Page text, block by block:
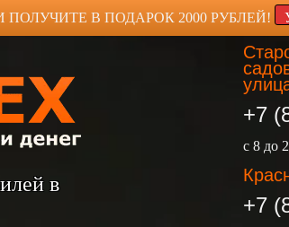
В ПОДАРОК 2000 РУБЛЕЙ!
в
+7
с 8 до
+7